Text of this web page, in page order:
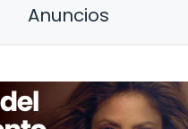
Anuncios